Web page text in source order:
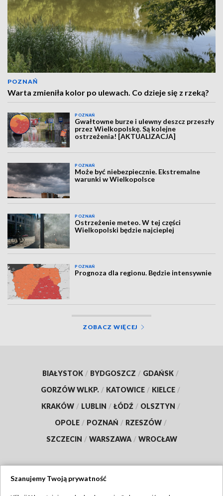
POZNAŃ
Warta zmieniła kolor po ulewach. Co dzieje się z rzeką?
POZNAŃ
Gwałtowne burze i ulewny deszcz przeszły
przez Wielkopolskę. Są kolejne
ostrzeżenia! [AKTUALIZACJA]
POZNAŃ
Może być niebezpiecznie. Ekstremalne
warunki w Wielkopolsce
POZNAŃ
Ostrzeżenie meteo. W tej części
Wielkopolski będzie najcieplej
POZNAŃ
Prognoza dla regionu. Będzie intensywnie
ZOBACZ WIĘCEJ
BIAŁYSTOK / BYDGOSZCZ / GDAŃSK /
GORZÓW WLKP. / KATOWICE / KIELCE /
KRAKÓW / LUBLIN / ŁÓDŹ / OLSZTYN /
OPOLE / POZNAŃ / RZESZÓW /
SZCZECIN / WARSZAWA / WROCŁAW
Szanujemy Twoją prywatność